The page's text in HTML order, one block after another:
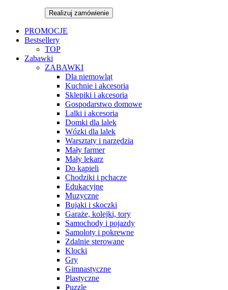
Realizuj zamówienie
PROMOCJE
Bestsellery
TOP
Zabawki
ZABAWKI
Dla niemowląt
Kuchnie i akcesoria
Sklepiki i akcesoria
Gospodarstwo domowe
Lalki i akcesoria
Domki dla lalek
Wózki dla lalek
Warsztaty i narzędzia
Mały farmer
Mały lekarz
Do kąpieli
Chodziki i pchacze
Edukacyjne
Muzyczne
Bujaki i skoczki
Garaże, kolejki, tory
Samochody i pojazdy
Samoloty i pokrewne
Zdalnie sterowane
Klocki
Gry
Gimnastyczne
Plastyczne
Puzzle